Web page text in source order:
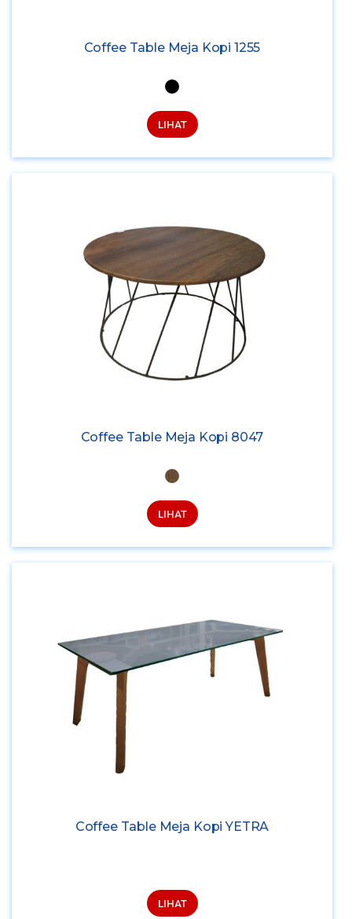
Coffee Table Meja Kopi 1255
LIHAT
Coffee Table Meja Kopi 8047
LIHAT
Coffee Table Meja Kopi YETRA
LIHAT